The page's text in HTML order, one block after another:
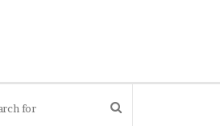
Search